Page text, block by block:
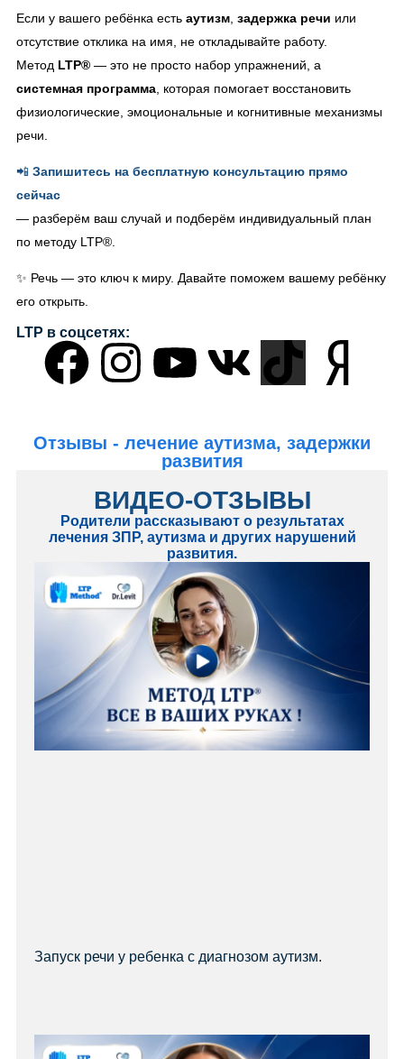
Если у вашего ребёнка есть аутизм задержка речи или
отсутствие отклика на имя, не откладывайте работу.
Метод LTP® — это не просто набор упражнений, а
системная программа , которая помогает восстановить
физиологические, эмоциональные и когнитивные механизмы
речи.
📲 Запишитесь на бесплатную консультацию прямо
сейчас
— разберём ваш случай и подберём индивидуальный план
по методу LTP®.
✨ Речь — это ключ к миру. Давайте поможем вашему ребёнку
его открыть.
LTP в соцсетях:
Отзывы - лечение аутизма, задержки
развития
ВИДЕО-ОТЗЫВЫ
Родители рассказывают о результатах
лечения ЗПР, аутизма и других нарушений
развития.
Запуск речи у ребенка с диагнозом аутизм.